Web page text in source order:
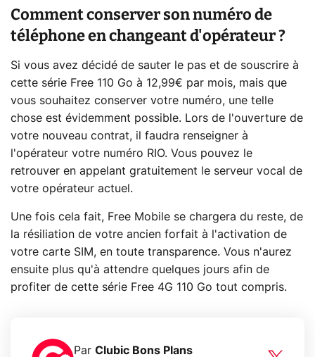
Comment conserver son numéro de
téléphone en changeant d'opérateur ?
Si vous avez décidé de sauter le pas et de souscrire à
cette série Free 110 Go à 12,99€ par mois, mais que
vous souhaitez conserver votre numéro, une telle
chose est évidemment possible. Lors de l'ouverture de
votre nouveau contrat, il faudra renseigner à
l'opérateur votre numéro RIO. Vous pouvez le
retrouver en appelant gratuitement le serveur vocal de
votre opérateur actuel.
Une fois cela fait, Free Mobile se chargera du reste, de
la résiliation de votre ancien forfait à l'activation de
votre carte SIM, en toute transparence. Vous n'aurez
ensuite plus qu'à attendre quelques jours afin de
profiter de cette série Free 4G 110 Go tout compris.
Par Clubic Bons Plans